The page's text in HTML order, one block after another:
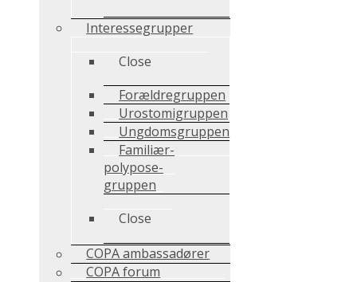
Interessegrupper
Close
Forældregruppen
Urostomigruppen
Ungdomsgruppen
Familiær-
polypose-
gruppen
Close
COPA ambassadører
COPA forum